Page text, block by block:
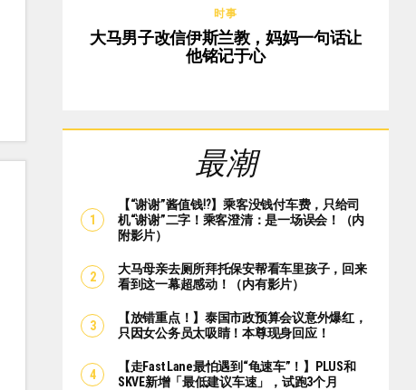
时事
大马男子改信伊斯兰教，妈妈一句话让
他铭记于心
最潮
【“谢谢”酱值钱⁉️】乘客没钱付车费，只给司
机“谢谢”二字！乘客澄清：是一场误会！（内
附影片）
大马母亲去厕所拜托保安帮看车里孩子，回来
看到这一幕超感动！（内有影片）
【放错重点！】泰国市政预算会议意外爆红，
只因女公务员太吸睛！本尊现身回应！
【走Fast Lane最怕遇到“龟速车”！】PLUS和
SKVE新增「最低建议车速」，试跑3个月